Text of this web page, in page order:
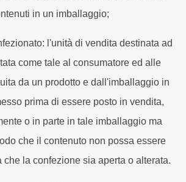
in un imballaggio;
l'unità di vendita destinata ad
come tale al consumatore ed alle
da un prodotto e dall'imballaggio in
prima di essere posto in vendita,
o in parte in tale imballaggio ma
che il contenuto non possa essere
che la confezione sia aperta o alterata.